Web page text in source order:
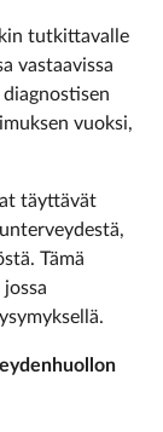
tutkittavalle
vastaavissa
vuoksi,
täyttävät
Tämä